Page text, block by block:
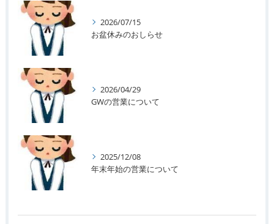
2026/07/15
お盆休みのおしらせ
2026/04/29
GWの営業について
2025/12/08
年末年始の営業について